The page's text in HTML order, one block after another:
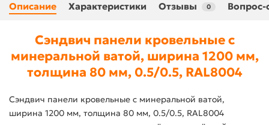
Описание Характеристики Отзывы 0 Вопрос-
Сэндвич панели кровельные с
минеральной ватой, ширина 1200 мм,
толщина 80 мм, 0.5/0.5, RAL8004
Сэндвич панели кровельные с минеральной ватой,
ширина 1200 мм, толщина 80 мм, 0.5/0.5, RAL8004